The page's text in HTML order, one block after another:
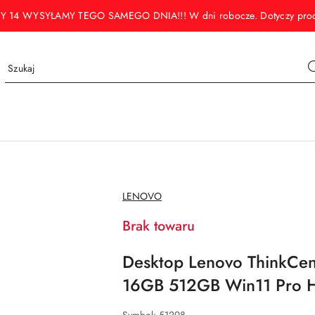
14 WYSYŁAMY TEGO SAMEGO DNIA!!! W dni robocze. Dotyczy
NAZWA
PRODUCENTA:
LENOVO
Brak towaru
Desktop Lenovo
16GB 512GB Win11 Pro